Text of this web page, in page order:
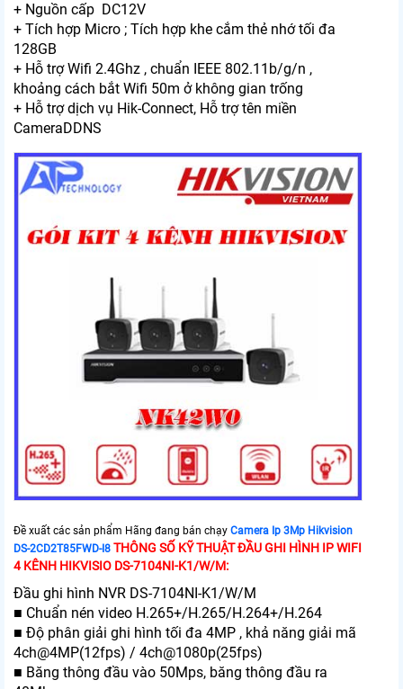
+ Nguồn cấp DC12V
+ Tích hợp Micro ; Tích hợp khe cắm thẻ nhớ tối đa
128GB
+ Hỗ trợ Wifi 2.4Ghz , chuẩn IEEE 802.11b/g/n ,
khoảng cách bắt Wifi 50m ở không gian trống
+ Hỗ trợ dịch vụ Hik-Connect, Hỗ trợ tên miền
CameraDDNS
Đề xuất các sản phẩm Hãng đang bán chạy Camera Ip 3Mp Hikvision
DS-2CD2T85FWD-I8 THÔNG SỐ KỸ THUẬT ĐẦU GHI HÌNH IP WIFI
4 KÊNH HIKVISIO DS-7104NI-K1/W/M:
Đầu ghi hình NVR DS-7104NI-K1/W/M
■ Chuẩn nén video H.265+/H.265/H.264+/H.264
■ Độ phân giải ghi hình tối đa 4MP , khả năng giải mã
4ch@4MP(12fps) / 4ch@1080p(25fps)
■ Băng thông đầu vào 50Mps, băng thông đầu ra